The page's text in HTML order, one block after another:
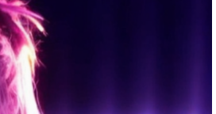
りりゃ